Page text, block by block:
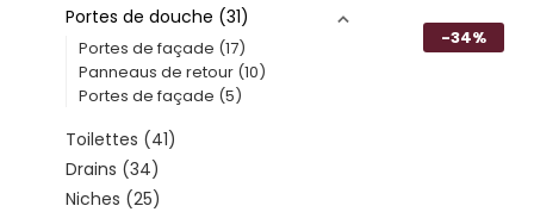
Portes de douche (31)
Portes de façade (17)
Panneaus de retour (10)
Portes de façade (5)
Toilettes (41)
Drains (34)
Niches (25)
-34%